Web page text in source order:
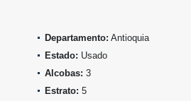
Departamento: Antioquia
Estado: Usado
Alcobas: 3
Estrato: 5